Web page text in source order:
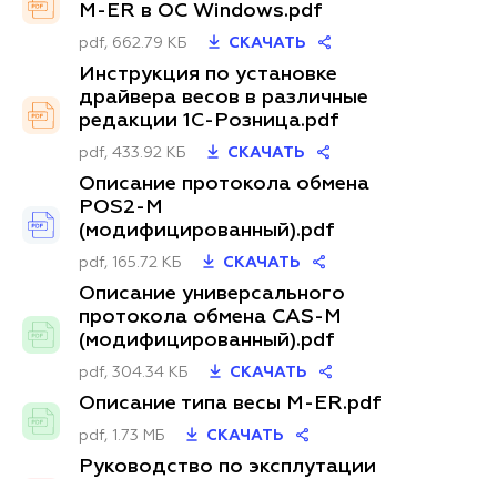
M-ER в ОС Windows.pdf
pdf, 662.79 КБ СКАЧАТЬ
Инструкция по установке
драйвера весов в различные
редакции 1С-Розница.pdf
pdf, 433.92 КБ СКАЧАТЬ
Описание протокола обмена
POS2-M
(модифицированный).pdf
pdf, 165.72 КБ СКАЧАТЬ
Описание универсального
протокола обмена CAS-M
(модифицированный).pdf
pdf, 304.34 КБ СКАЧАТЬ
Описание типа весы M-ER.pdf
pdf, 1.73 МБ СКАЧАТЬ
Руководство по эксплутации